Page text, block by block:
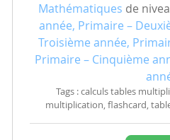
Mathématiques de
année, Primaire –
Troisième année,
Primaire – Cinquième
Tags : calculs tables
multiplication, flashcard,